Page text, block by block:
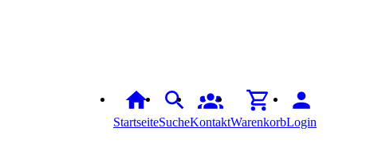
StartseiteSucheKontaktWarenkorbLogin